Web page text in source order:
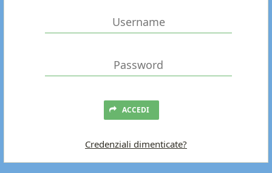
ACCEDI
Credenziali dimenticate?